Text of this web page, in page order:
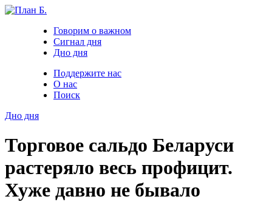
Говорим о важном
Сигнал дня
Дно дня
Поддержите нас
О нас
Поиск
Дно дня
Торговое сальдо Беларуси
растеряло весь профицит.
Хуже давно не бывало